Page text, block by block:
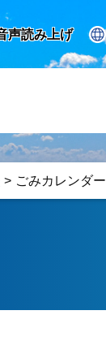
声読み上げ
ごみカレンダー